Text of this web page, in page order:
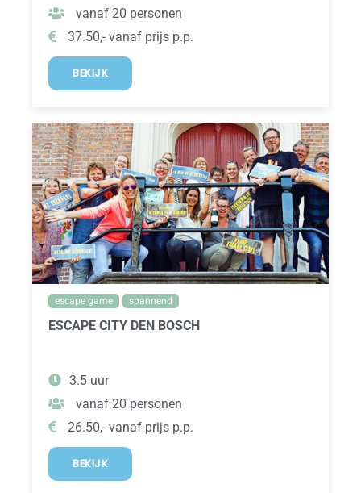
vanaf 20 personen
37.50,- vanaf prijs p.p.
BEKIJK
escape game spannend
ESCAPE CITY DEN BOSCH
3.5 uur
vanaf 20 personen
26.50,- vanaf prijs p.p.
BEKIJK